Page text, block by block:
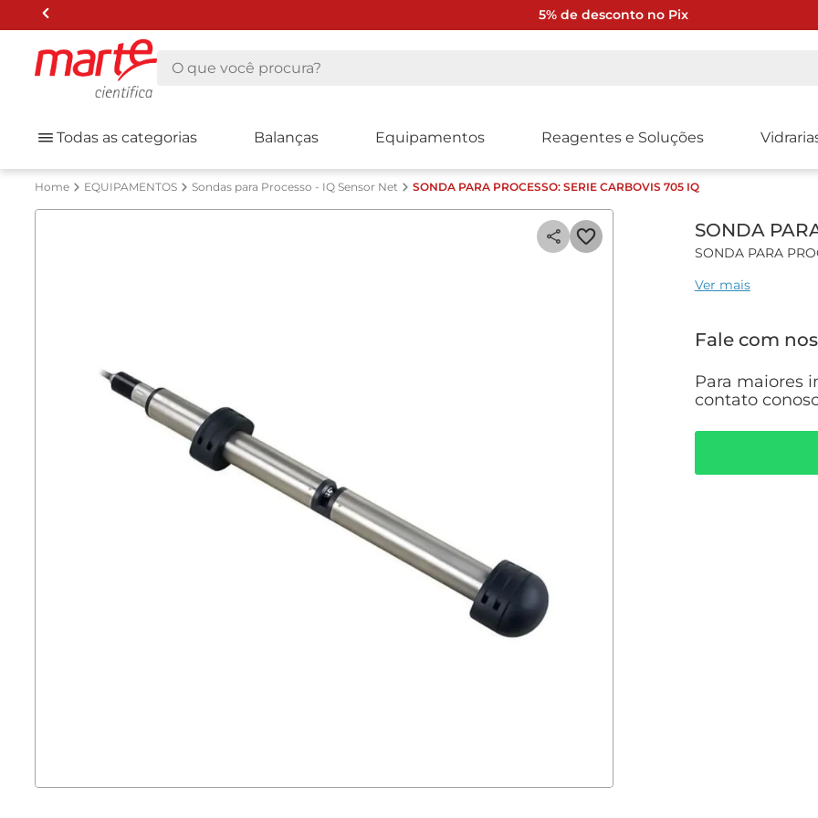
5% de desconto no Pix
O que você procura?
Todas as categorias Balanças Equipamentos Reagentes e Soluções
EQUIPAMENTOS Sondas para Processo - IQ Sensor Net SONDA PARA PROCESSO: SERIE CARBOVIS 705 IQ
SONDA
SONDA PARA
Sonda com
Especificações
Ver mais
Fale com
Para maiores
contato